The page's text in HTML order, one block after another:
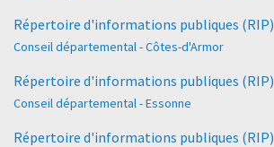
Répertoire d'informations publiques (RIP)
Conseil départemental - Côtes-d'Armor
Répertoire d'informations publiques (RIP)
Conseil départemental - Essonne
Répertoire d'informations publiques (RIP)